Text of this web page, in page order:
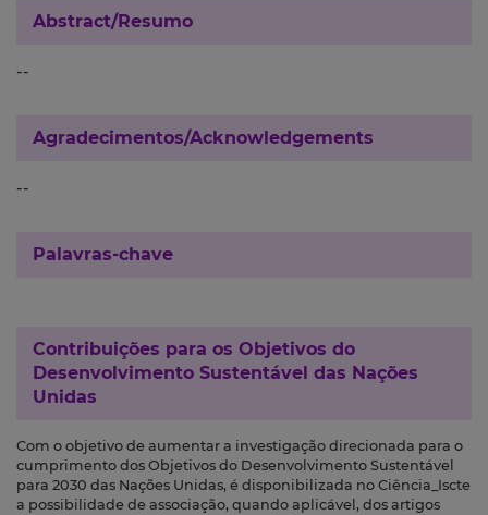
Abstract/Resumo
--
Agradecimentos/Acknowledgements
--
Palavras-chave
Contribuições para os Objetivos do
Desenvolvimento Sustentável das Nações
Unidas
Com o objetivo de aumentar a investigação direcionada para o
cumprimento dos Objetivos do Desenvolvimento Sustentável
para 2030 das Nações Unidas, é disponibilizada no Ciência_Iscte
a possibilidade de associação, quando aplicável, dos artigos